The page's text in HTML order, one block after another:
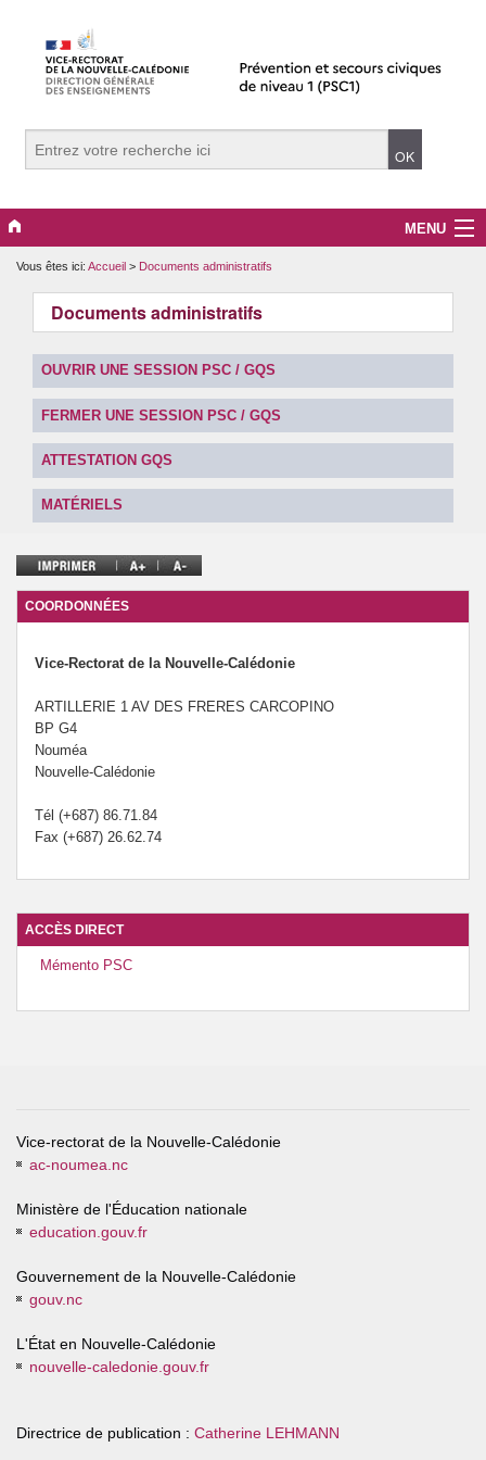
MENU
Actualités
Documents administratifs
Textes officiels
Ressources pédagogiques
Tuto d’utilisation d’Oscar.
Vous êtes ici: Accueil > Documents administratifs
Documents administratifs
OUVRIR UNE SESSION PSC / GQS
FERMER UNE SESSION PSC / GQS
ATTESTATION GQS
MATÉRIELS
COORDONNÉES
Vice-Rectorat de la Nouvelle-Calédonie
ARTILLERIE 1 AV DES FRERES CARCOPINO
BP G4
Nouméa
Nouvelle-Calédonie
Tél (+687) 86.71.84
Fax (+687) 26.62.74
ACCÈS DIRECT
Mémento PSC
Vice-rectorat de la Nouvelle-Calédonie
ac-noumea.nc
Ministère de l'Éducation nationale
education.gouv.fr
Gouvernement de la Nouvelle-Calédonie
gouv.nc
L'État en Nouvelle-Calédonie
nouvelle-caledonie.gouv.fr
Directrice de publication : Catherine LEHMANN